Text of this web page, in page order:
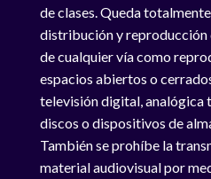
de clases. Queda
distribución y reproducción
de cualquier vía como
espacios abiertos o
televisión digital, analógica
discos o dispositivos de
También se prohíbe la
material audiovisual por